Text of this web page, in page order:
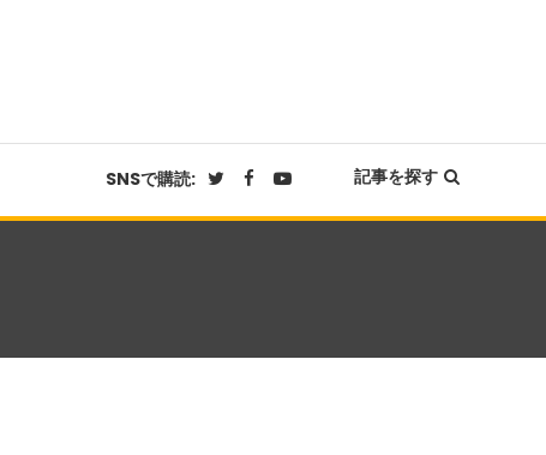
SNSで購読: 記事を探す